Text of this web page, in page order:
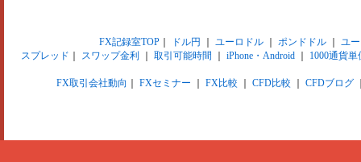
FX記録室TOP｜ ドル円 ユーロドル｜ ポンドドル｜ ユ
スプレッド
スワップ金利 取引可能時間 iPhone・Android 1000通貨単
FX取引会社動向 FXセミナー FX比較 CFD比較 CFDブログ